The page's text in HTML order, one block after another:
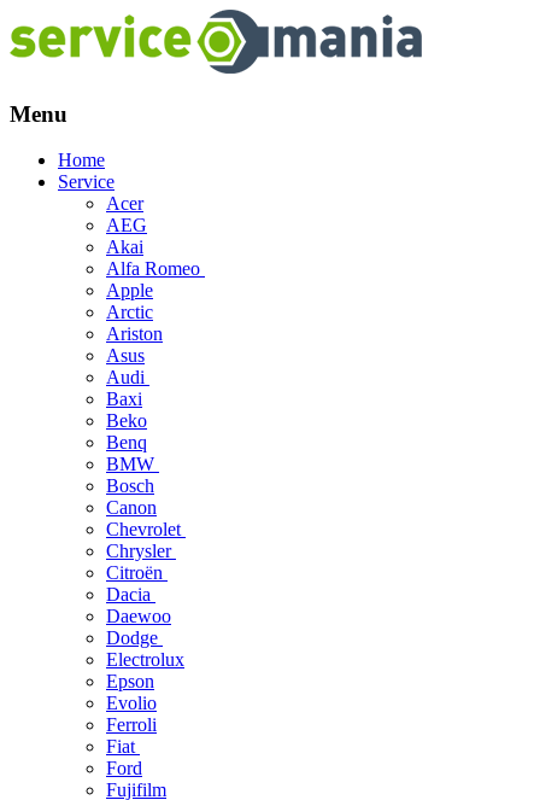
Menu
Skip
Home
Service
Acer
AEG
Akai
Alfa Romeo
Apple
Arctic
Ariston
Asus
Audi
Baxi
Beko
Benq
BMW
Bosch
Canon
Chevrolet
Chrysler
Citroën
Dacia
Daewoo
Dodge
Electrolux
Epson
Evolio
Ferroli
Fiat
Ford
Fujifilm